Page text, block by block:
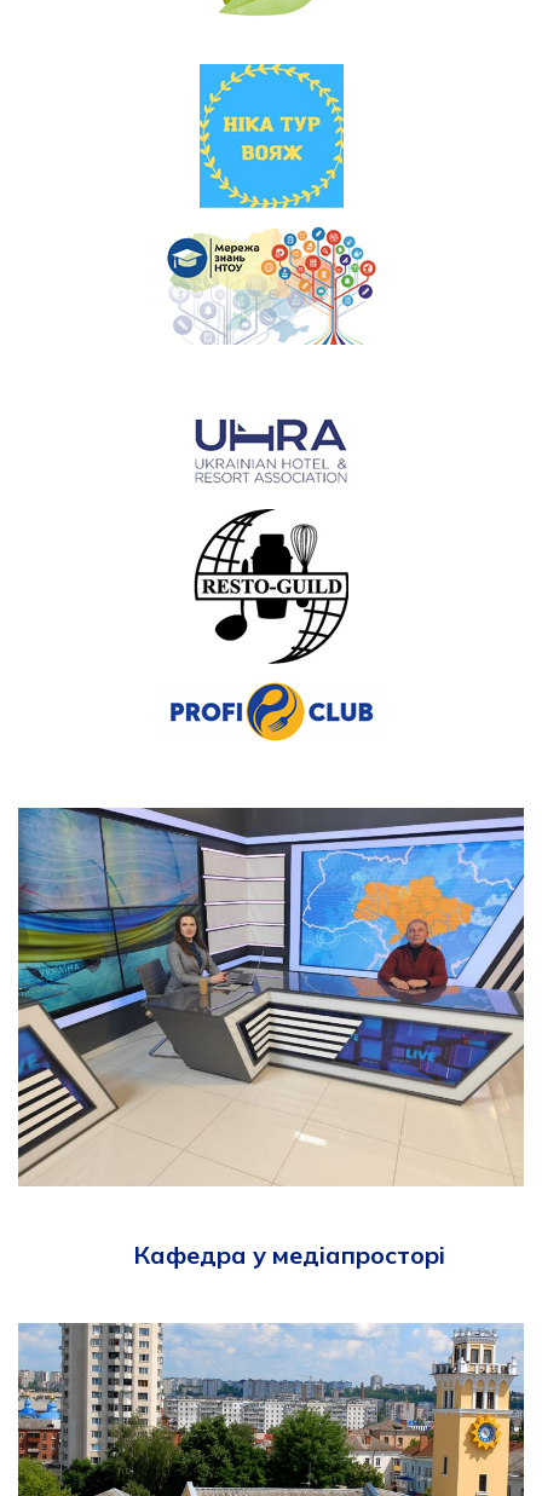
Кафедра у медіапросторі